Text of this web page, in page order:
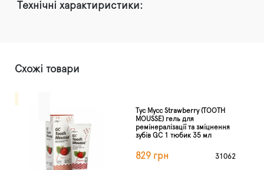
Технічні характиристики:
Схожі товари
Тус Мусс Strawberry (TOOTH
MOUSSE) гель для
ремінералізації та зміцнення
зубів GC 1 тюбик 35 мл
829 грн 31062